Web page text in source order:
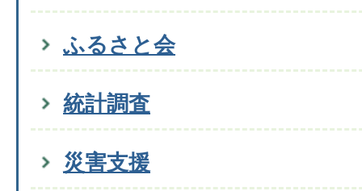
ふるさと会
統計調査
災害支援